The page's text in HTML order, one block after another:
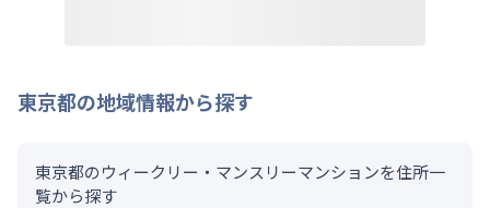
東京都の地域情報から探す
東京都のウィークリー・マンスリーマンションを住所一
覧から探す